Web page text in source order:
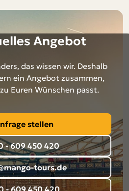
Angebot
das wissen wir. Deshalb
ein Angebot zusammen,
Euren Wünschen passt.
stellen
- 609 450 420
tours.de
- 609 450 420